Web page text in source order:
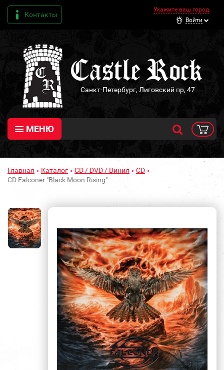
Контакты
Укажите ваш город
Войти
Санкт-Петербург, Лиговский пр, 47
МЕНЮ
Главная Каталог CD / DVD / Винил
CD
CD Falconer "Black Moon Rising"